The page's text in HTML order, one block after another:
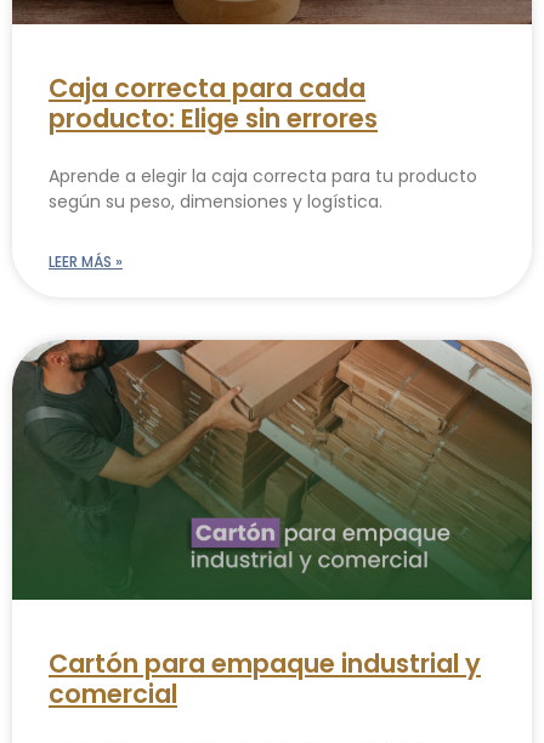
Caja correcta para cada
producto: Elige sin errores
Aprende a elegir la caja correcta para tu producto
según su peso, dimensiones y logística.
LEER MÁS »
Cartón para empaque industrial y
comercial